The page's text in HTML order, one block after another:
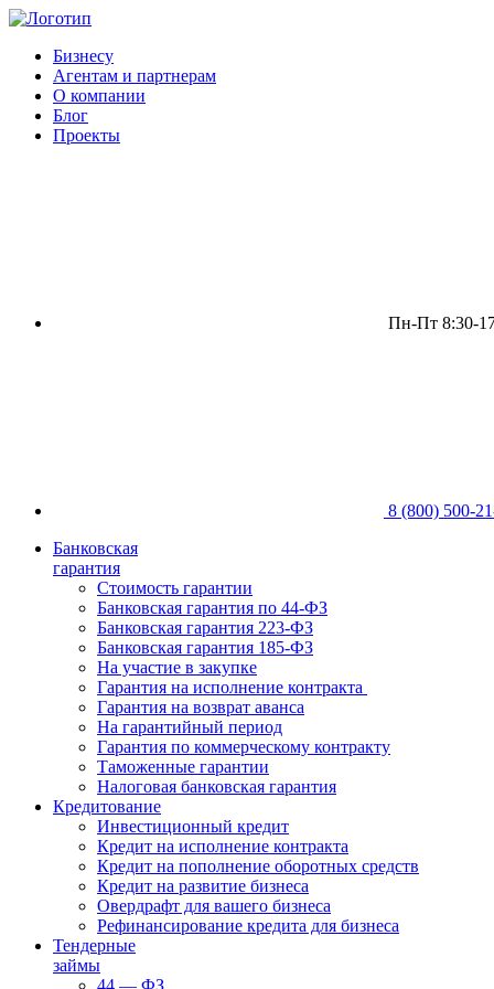
Бизнесу
Агентам и партнерам
О компании
Блог
Проекты
Пн-Пт 8:30-
8 (800) 500-
Банковская
гарантия
Стоимость гарантии
Банковская гарантия по 44-ФЗ
Банковская гарантия 223-ФЗ
Банковская гарантия 185-ФЗ
На участие в закупке
Гарантия на исполнение контракта
Гарантия на возврат аванса
На гарантийный период
Гарантия по коммерческому контракту
Таможенные гарантии
Налоговая банковская гарантия
Кредитование
Инвестиционный кредит
Кредит на исполнение контракта
Кредит на пополнение оборотных средств
Кредит на развитие бизнеса
Овердрафт для вашего бизнеса
Рефинансирование кредита для бизнеса
Тендерные
займы
44 — ФЗ